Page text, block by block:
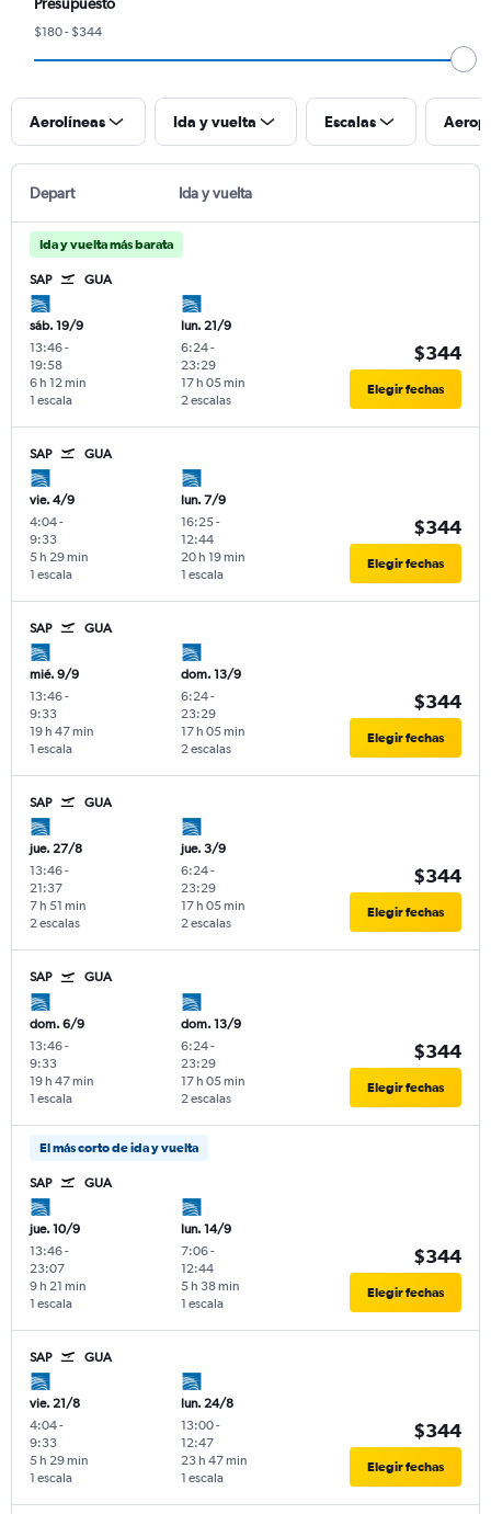
$180 - $344
Aerolíneas Ida y vuelta Escalas
Depart Ida y vuelta
Ida y vuelta más barata
SAP GUA
sáb. 19/9
13:46-
19:58
1 escala
6 h 12 min
lun. 21/9
6:24-
23:29
2 escalas
17 h 05 min
$344
Elegir fechas
SAP GUA
vie. 4/9
4:04-
9:33
1 escala
5 h 29 min
lun. 7/9
16:25-
12:44
1 escala
20 h 19 min
$344
Elegir fechas
SAP GUA
mié. 9/9
13:46-
9:33
1 escala
19 h 47 min
dom. 13/9
6:24-
23:29
2 escalas
17 h 05 min
$344
Elegir fechas
SAP GUA
jue. 27/8
13:46-
21:37
2 escalas
7 h 51 min
jue. 3/9
6:24-
23:29
2 escalas
17 h 05 min
$344
Elegir fechas
SAP GUA
dom. 6/9
13:46-
9:33
1 escala
19 h 47 min
dom. 13/9
6:24-
23:29
2 escalas
17 h 05 min
$344
Elegir fechas
El más corto de ida y vuelta
SAP GUA
jue. 10/9
13:46-
23:07
1 escala
9 h 21 min
lun. 14/9
7:06-
12:44
1 escala
5 h 38 min
$344
Elegir fechas
SAP GUA
vie. 21/8
4:04-
9:33
1 escala
5 h 29 min
lun. 24/8
13:00-
12:47
1 escala
23 h 47 min
$344
Elegir fechas